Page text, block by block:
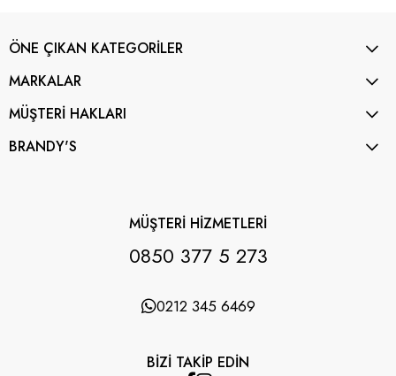
ÖNE ÇIKAN KATEGORİLER
MARKALAR
MÜŞTERİ HAKLARI
BRANDY'S
MÜŞTERİ HİZMETLERİ
0850 377 5 273
0212 345 6469
BİZİ TAKİP EDİN